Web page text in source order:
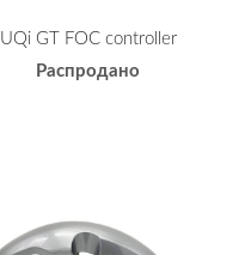
UQi GT FOC controller
Распродано